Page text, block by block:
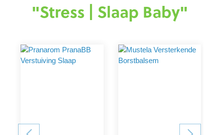
"Stress | Slaap Baby"